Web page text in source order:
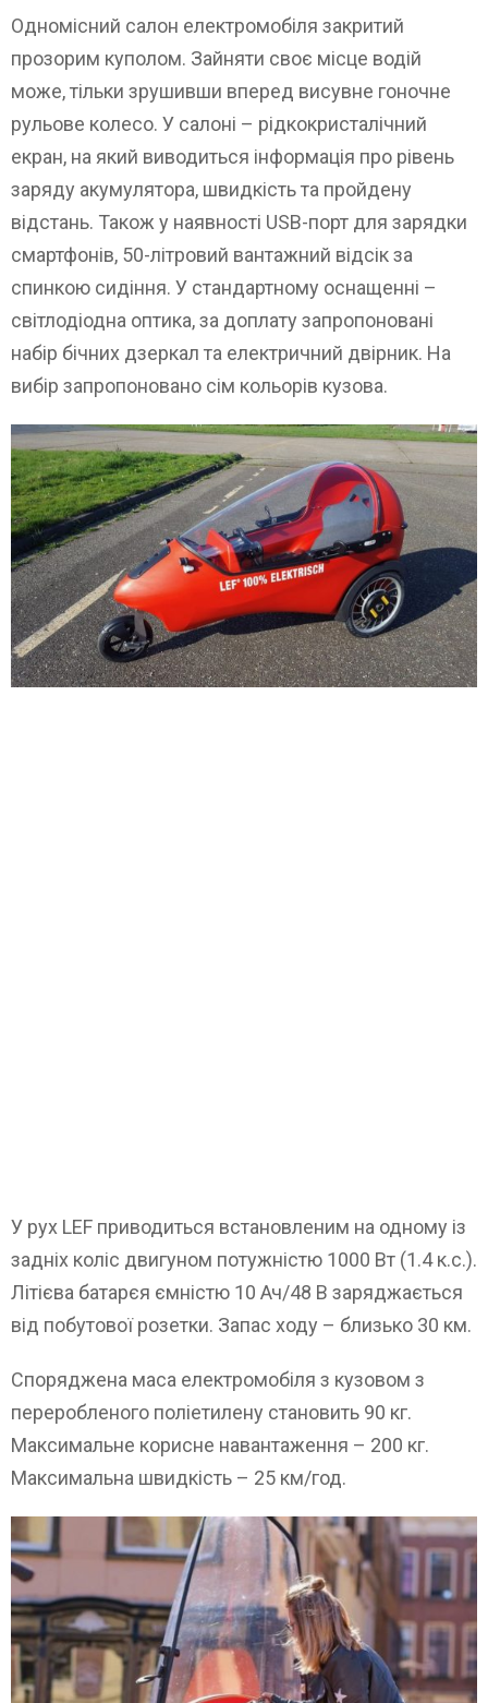
Одномісний салон електромобіля закритий
прозорим куполом. Зайняти своє місце водій
може, тільки зрушивши вперед висувне гоночне
рульове колесо. У салоні – рідкокристалічний
екран, на який виводиться інформація про рівень
заряду акумулятора, швидкість та пройдену
відстань. Також у наявності USB-порт для зарядки
смартфонів, 50-літровий вантажний відсік за
спинкою сидіння. У стандартному оснащенні –
світлодіодна оптика, за доплату запропоновані
набір бічних дзеркал та електричний двірник. На
вибір запропоновано сім кольорів кузова.
У рух LEF приводиться встановленим на одному із
задніх коліс двигуном потужністю 1000 Вт (1.4 к.с.).
Літієва батарєя ємністю 10 Ач/48 В заряджається
від побутової розетки. Запас ходу – близько 30 км.
Споряджена маса електромобіля з кузовом з
переробленого поліетилену становить 90 кг.
Максимальне корисне навантаження – 200 кг.
Максимальна швидкість – 25 км/год.